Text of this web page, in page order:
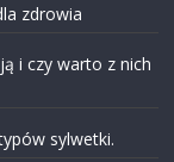
zdrowia
i czy warto z nich
sylwetki.